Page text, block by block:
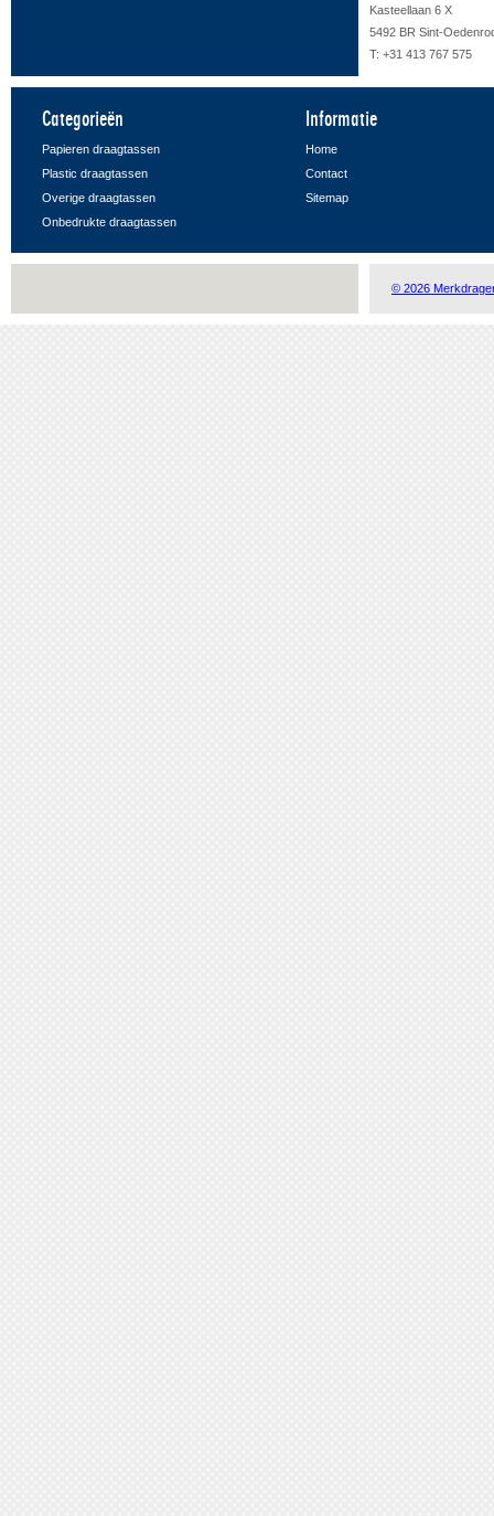
Kasteellaan 6 X
5492 BR Sint-
T: +31 413 767 575
Categorieën
Papieren draagtassen
Plastic draagtassen
Overige draagtassen
Onbedrukte draagtassen
Informatie
Home
Contact
Sitemap
© 2026